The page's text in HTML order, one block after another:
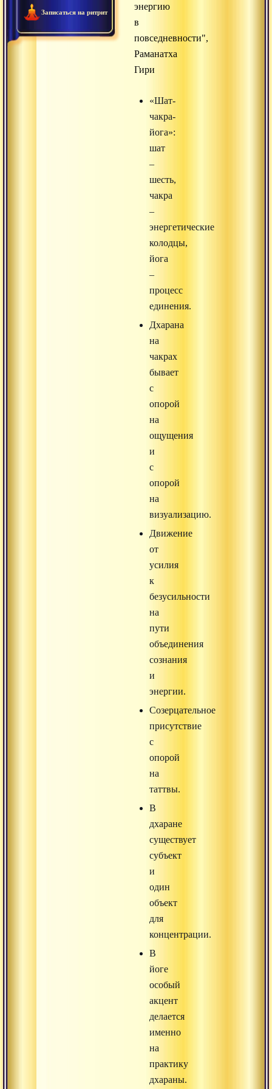
Записаться на ритрит
энергию
в
повседневности",
Раманатха
Гири
«Шат-
чакра-
йога»:
шат
–
шесть,
чакра
–
энергетические
колодцы,
йога
–
процесс
единения.
Дхарана
на
чакрах
бывает
с
опорой
на
ощущения
и
с
опорой
на
визуализацию.
Движение
от
усилия
к
безусильности
на
пути
объединения
сознания
и
энергии.
Созерцательное
присутствие
с
опорой
на
таттвы.
В
дхаране
существует
субъект
и
один
объект
для
концентрации.
В
йоге
особый
акцент
делается
именно
на
практику
дхараны.